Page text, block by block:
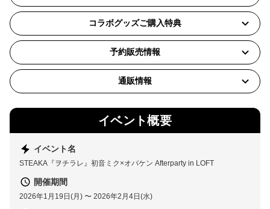
コラボグッズご購入特典
予約販売情報
通販情報
イベント概要
イベント名
STEAKA『ヲチラレ』初音ミク×オバケン Afterparty in LOFT
開催期間
2026年1月19日(月) 〜 2026年2月4日(水)